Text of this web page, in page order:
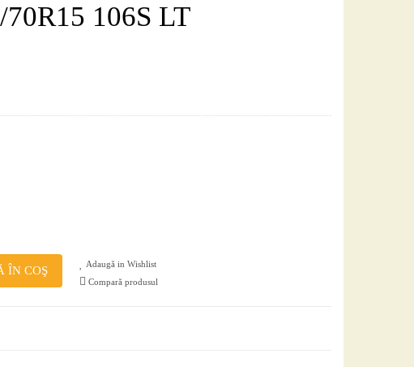
106S LT
ÎN COŞ
Adaugă in Wishlist
Compară produsul